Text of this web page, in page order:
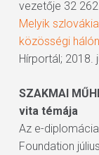
vezetője 32
Melyik
közösségi
Hírportál; 2018.
SZAKMAI
vita témája
Az e-
Foundation